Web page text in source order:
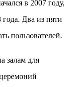
в 2007 году,
года. Два из пяти
пользователей.
залам для